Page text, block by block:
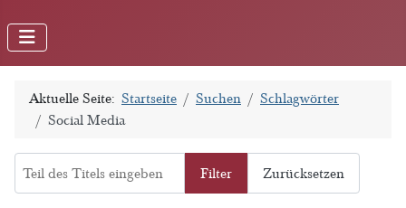
Aktuelle Seite: Startseite Suchen
Schlagwörter
Social Media
Filter Zurücksetzen